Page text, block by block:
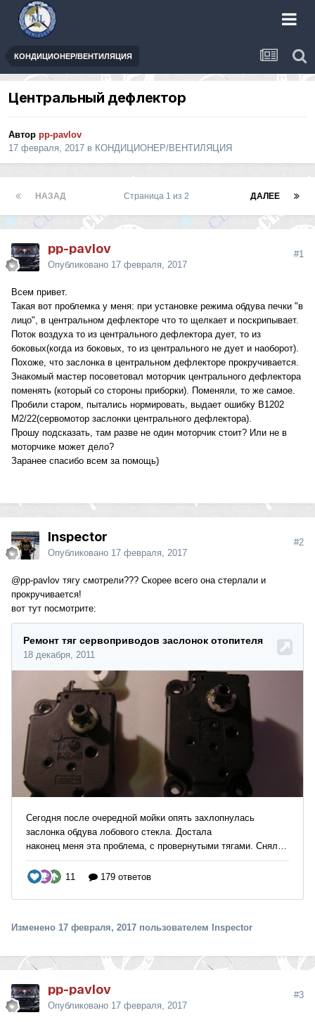
КОНДИЦИОНЕР/ВЕНТИЛЯЦИЯ
Центральный дефлектор
Автор pp-pavlov
17 февраля, 2017 в КОНДИЦИОНЕР/ВЕНТИЛЯЦИЯ
НАЗАД ДАЛЕЕ
Страница 1 из 2
pp-pavlov
Опубликовано 17 февраля, 2017
#1
Всем привет.
Такая вот проблемка у меня: при установке режима обдува печки "в
лицо", в центральном дефлекторе что то щелкает и поскрипывает.
Поток воздуха то из центрального дефлектора дует, то из
боковых(когда из боковых, то из центрального не дует и наоборот).
Похоже, что заслонка в центральном дефлекторе прокручивается.
Знакомый мастер посоветовал моторчик центрального дефлектора
поменять (который со стороны приборки). Поменяли, то же самое.
Пробили старом, пытались нормировать, выдает ошибку B1202
M2/22(сервомотор заслонки центрального дефлектора).
Прошу подсказать, там разве не один моторчик стоит? Или не в
моторчике может дело?
Заранее спасибо всем за помощь)
Inspector
Опубликовано 17 февраля, 2017
#2
@pp-pavlov тягу смотрели??? Скорее всего она стерлали и
прокручивается!
вот тут посмотрите:
Изменено 17 февраля, 2017 пользователем Inspector
pp-pavlov
Опубликовано 17 февраля, 2017
#3